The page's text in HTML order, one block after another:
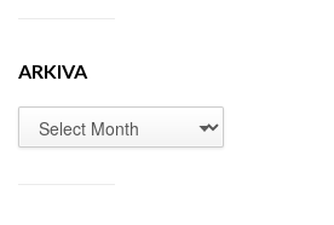
ARKIVA